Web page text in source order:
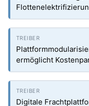
ermöglicht
Digitale